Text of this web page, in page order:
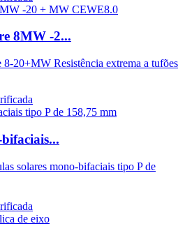
8MW -2...
20+MW Resistência extrema a tufões
solares mono-bifaciais tipo P de